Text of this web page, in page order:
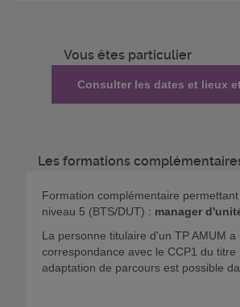
Vous êtes particulier
Consulter les dates et lieux
Les formations
Formation complémentaire
niveau 5 (BTS/DUT) : manager
La personne titulaire d'un TP AMUM a
correspondance avec le CCP1 du titre
adaptation de parcours est possible